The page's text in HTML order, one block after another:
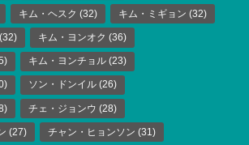
キム・ヘスク (32) キム・ミギョン (32)
(32) キム・ヨンオク (36)
キム・ヨンチョル (23)
ソン・ドンイル (26)
チェ・ジョンウ (28)
(27) チャン・ヒョンソン (31)